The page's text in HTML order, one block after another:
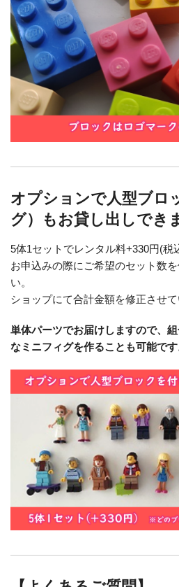
オプションで人型ブロ
グ）もお貸し出しでき
5体1セットでレンタル料+330円(税
お申込みの際にご希望のセット数
い。
ショップにて合計金額を修正させて
単体パーツでお届けしますので、
なミニフィグを作ることも可能です